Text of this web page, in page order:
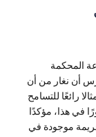
طعنة داخل قاعة المحكمة
أن نغار من أن
رائعًا للتسامح
في هذا، مؤكدًا
موجودة في